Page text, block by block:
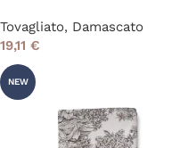
Tovagliato, Damascato
19,11 €
NEW